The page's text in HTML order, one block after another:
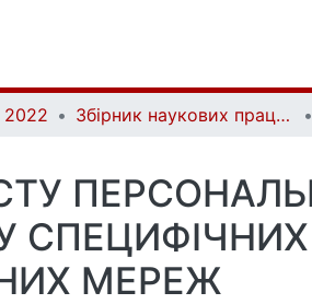
2022 Збірник наукових праць Військового інституту Київського національного університету імені Тараса Шевченка. Вип. 76
МЕРЕЖ